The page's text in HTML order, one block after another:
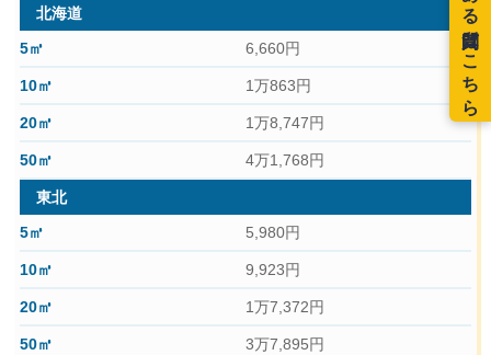
北海道
6,660円
1万863円
1万8,747円
4万1,768円
東北
5,980円
9,923円
1万7,372円
3万7,895円